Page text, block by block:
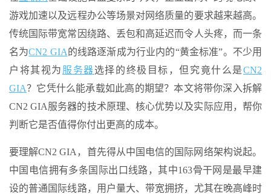
游戏加速以及远程办公等场景对网络质量的要求越来越高。
传统国际带宽常因绕路、丢包和高延迟而令人头疼，而一条
名为CN2 GIA的线路逐渐成为行业内的“黄金标准”。不少用
户将其视为 服务器选择的终极目标，但究竟什么是CN2
GIA？它凭什么能承载如此高的期望？本文将带你深入拆解
CN2 GIA服务器的技术原理、核心优势以及实际应用，帮你
判断它是否值得你付出更高的成本。
要理解CN2 GIA，首先得从中国电信的国际网络架构说起。
中国电信拥有多条国际出口线路，其中163骨干网是最早建
设的普通国际线路，用户量大、带宽拥挤，尤其在晚高峰时